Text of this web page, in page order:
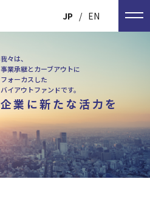
EN
JP
我々は、
事業承継とカーブアウトに
フォーカスした
バイアウトファンドです。
企業に新たな活力を